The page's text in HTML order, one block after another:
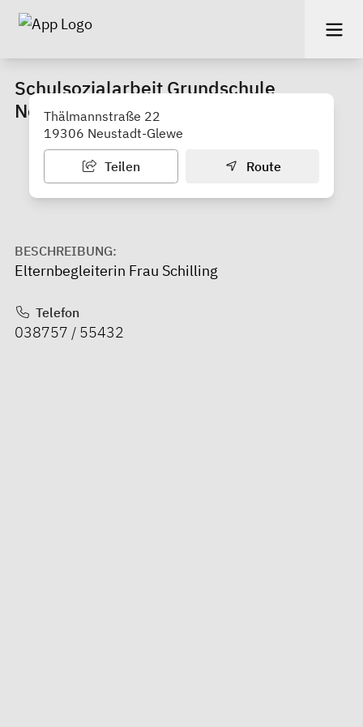
Schulsozialarbeit Grundschule
Neustadt-Glewe
Thälmannstraße 22
19306 Neustadt-Glewe
Teilen Route
BESCHREIBUNG:
Elternbegleiterin Frau Schilling
Telefon
038757 / 55432